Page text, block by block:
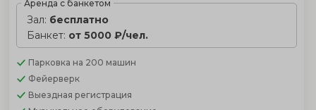
Аренда с банкетом
Зал: бесплатно
Банкет: от 5000 ₽/чел.
Парковка на 200 машин
Фейерверк
Выездная регистрация